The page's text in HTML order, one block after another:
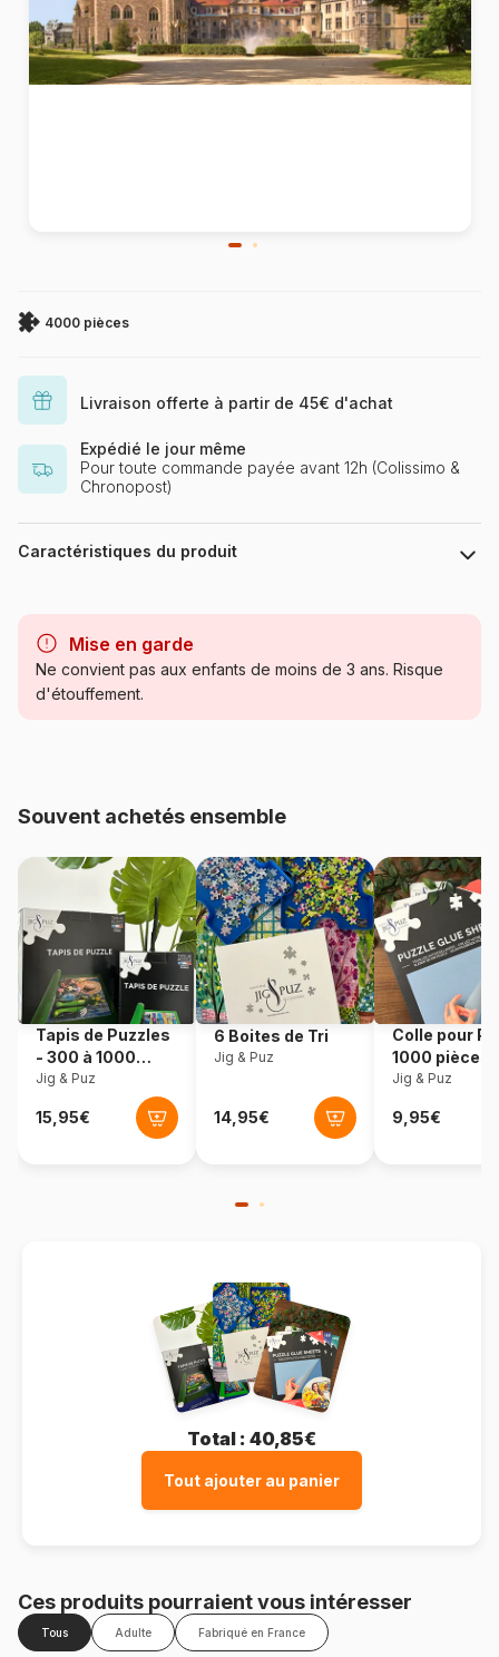
4000 pièces
Livraison offerte à partir de 45€ d'achat
Expédié le jour même
Pour toute commande payée avant 12h (Colissimo &
Chronopost)
Caractéristiques du produit
Catégorie
Provenance Pologne
Castorland-400027
EAN 5904438400027
Nombre de pièces 4000 pièces
Dimensions 138 x 68 cm
Matière primaire
Mise en garde
Ne convient pas aux enfants de moins de 3 ans. Risque
d'étouffement.
Souvent achetés ensemble
Tapis de Puzzles
- 300 à 1000
pièces
Jig & Puz
6 Boites de Tri
Jig & Puz
Colle pour
1000 pièces
Jig & Puz
Total : 40,85€
Tout ajouter au panier
Ces produits pourraient vous intéresser
Tous Adulte Fabriqué en France